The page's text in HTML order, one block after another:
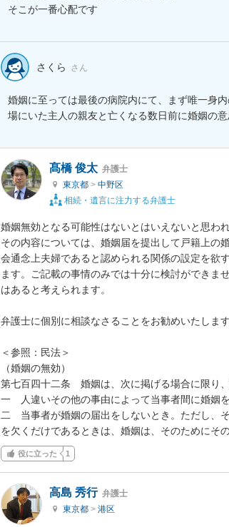
そこが一番心配です
さくら さん
婚姻に至っては最後の病院内にて、まず唯一身
場にいた主人の親友と亡くなる数日前に婚姻の
髙橋 俊太 弁護士
東京都 > 中野区
相続・遺言に注力する弁護士
婚姻無効となる可能性はないとはいえないと思わ
その内容については、婚姻届を提出して戸籍上の
会通念上夫婦であると認められる関係の設定を欲
ます。ご記載の事情のみでは十分に検討ができま
はあると考えられます。
弁護士に個別に相談なさることをお勧めいたします
＜参照：民法＞
（婚姻の無効）
第七百四十二条　婚姻は、次に掲げる場合に限り、
一　人違いその他の事由によって当事者間に婚姻
二　当事者が婚姻の届出をしないとき。ただし、
を欠くだけであるときは、婚姻は、そのためにそ
役に立った 1
高島 秀行 弁護士
東京都 > 港区